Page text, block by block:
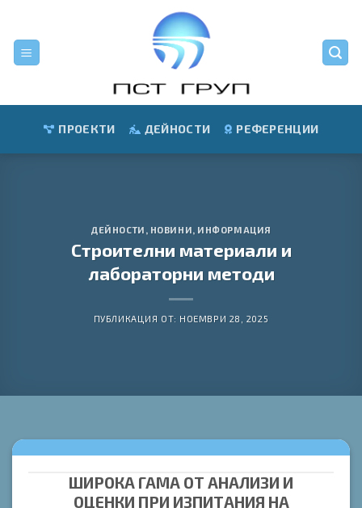
content
ПРОЕКТИ ДЕЙНОСТИ РЕФЕРЕНЦИИ
ДЕЙНОСТИ , НОВИНИ, ИНФОРМАЦИЯ
Строителни материали и
лабораторни методи
ПУБЛИКАЦИЯ ОТ: НОЕМВРИ 28, 2025
ШИРОКА ГАМА ОТ АНАЛИЗИ И
ОЦЕНКИ ПРИ ИЗПИТАНИЯ НА